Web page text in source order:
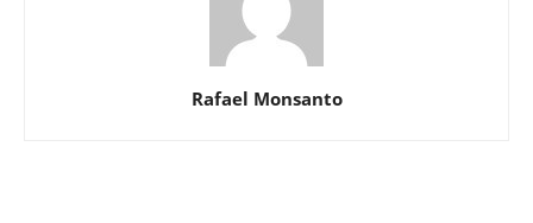
Rafael Monsanto